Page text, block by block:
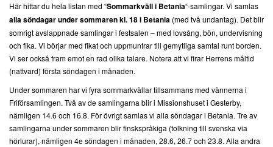
Här hittar du hela listan med “Sommarkväll i Betania“-samlingar. Vi samlas
alla söndagar under sommaren kl. 18 i Betania (med två undantag). Det blir
somrigt avslappnade samlingar i festsalen – med lovsång, bön, undervisning
och fika. Vi börjar med fikat och uppmuntrar till gemytliga samtal runt borden.
Vi ser också fram emot en rad olika talare. Notera att vi firar Herrens måltid
(nattvard) första söndagen i månaden.
Under sommaren har vi fyra sommarkvällar tillsammans med vännerna i
Friförsamlingen. Två av de samlingarna blir i Missionshuset i Gesterby,
nämligen 14.6 och 16.8. För övrigt samlas vi alla söndagar i Betania. Tre av
samlingarna under sommaren blir finskspråkiga (tolkning till svenska via
hörlurar), nämligen 4e söndagen i månaden, 28.6, 26.7 och 23.8. Alla andra